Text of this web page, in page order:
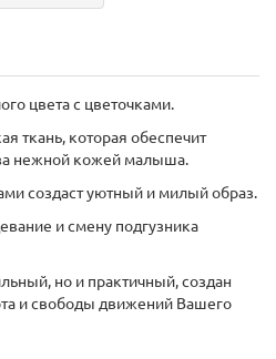
цвета с цветочками.
ткань, которая обеспечит
нежной кожей малыша.
создаст уютный и милый образ.
и смену подгузника
но и практичный, создан
и свободы движений Вашего